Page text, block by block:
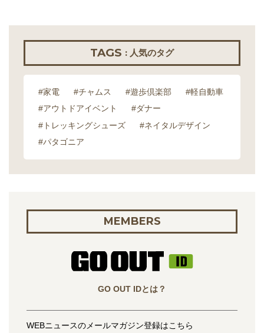
TAGS : 人気のタグ
#家電 #チャムス #遊歩倶楽部
#軽自動車
#アウトドアイベント
#ダナー
#トレッキングシューズ
#ネイタルデザイン
#パタゴニア
MEMBERS
GO OUT IDとは？
WEBニュースのメールマガジン登録はこちら